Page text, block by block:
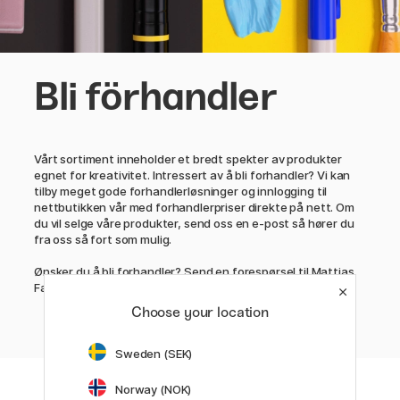
Bli förhandler
Vårt sortiment inneholder et bredt spekter av produkter
egnet for kreativitet. Intressert av å bli forhandler? Vi kan
tilby meget gode forhandlerløsninger og innlogging til
nettbutikken vår med forhandlerpriser direkte på nett. Om
du vil selge våre produkter, send oss en e-post så hører du
fra oss så fort som mulig.
Ønsker du å bli forhandler? Send en forespørsel til Mattias
Falk på mattias@pen.store
Choose your location
Sweden (SEK)
Norway (NOK)